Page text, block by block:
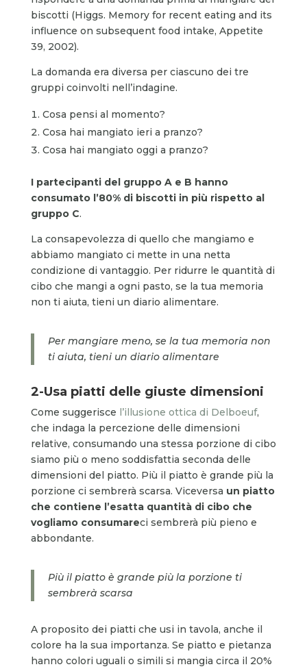
biscotti (Higgs. Memory for recent eating and its
influence on subsequent food intake, Appetite
39, 2002).
La domanda era diversa per ciascuno dei tre
gruppi coinvolti nell’indagine.
Cosa pensi al momento?
Cosa hai mangiato ieri a pranzo?
Cosa hai mangiato oggi a pranzo?
I partecipanti del gruppo A e B hanno
consumato l’80% di biscotti in più rispetto al
gruppo C.
La consapevolezza di quello che mangiamo e
abbiamo mangiato ci mette in una netta
condizione di vantaggio. Per ridurre le quantità di
cibo che mangi a ogni pasto, se la tua memoria
non ti aiuta, tieni un diario alimentare.
Per mangiare meno, se la tua memoria non
ti aiuta, tieni un diario alimentare
2-Usa piatti delle giuste dimensioni
Come suggerisce l’illusione ottica di Delboeuf,
che indaga la percezione delle dimensioni
relative, consumando una stessa porzione di cibo
siamo più o meno soddisfattia seconda delle
dimensioni del piatto. Più il piatto è grande più la
porzione ci sembrerà scarsa. Viceversa un piatto
che contiene l’esatta quantità di cibo che
vogliamo consumareci sembrerà più pieno e
abbondante.
Più il piatto è grande più la porzione ti
sembrerà scarsa
A proposito dei piatti che usi in tavola, anche il
colore ha la sua importanza. Se piatto e pietanza
hanno colori uguali o simili si mangia circa il 20%